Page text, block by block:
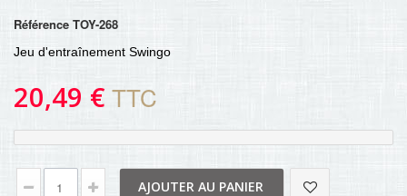
Référence TOY-268
Jeu d'entraînement Swingo
20,49 € TTC
AJOUTER AU PANIER